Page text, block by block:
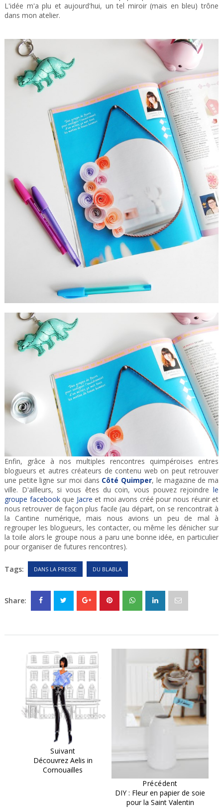
L'idée m'a plu et aujourd'hui, un tel miroir (mais en bleu) trône
dans mon atelier.
Enfin, grâce à nos multiples rencontres quimpéroises entres
blogueurs et autres créateurs de contenu web on peut retrouver
une petite ligne sur moi dans Côté Quimper, le magazine de ma
ville. D'ailleurs, si vous êtes du coin, vous pouvez rejoindrele
groupe facebookque Jacre et moi avons créé pour nous réunir et
nous retrouver de façon plus facile (au départ, on se rencontrait à
la Cantine numérique, mais nous avions un peu de mal à
regrouper les blogueurs, les contacter, ou même les dénicher sur
la toile alors le groupe nous a paru une bonne idée, en particulier
pour organiser de futures rencontres).
Tags: DANS LA PRESSE DU BLABLA
Share:
Suivant
Découvrez Aelis in
Cornouailles
Précédent
DIY : Fleur en papier de soie
pour la Saint Valentin